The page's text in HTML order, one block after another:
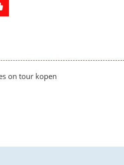
on tour kopen